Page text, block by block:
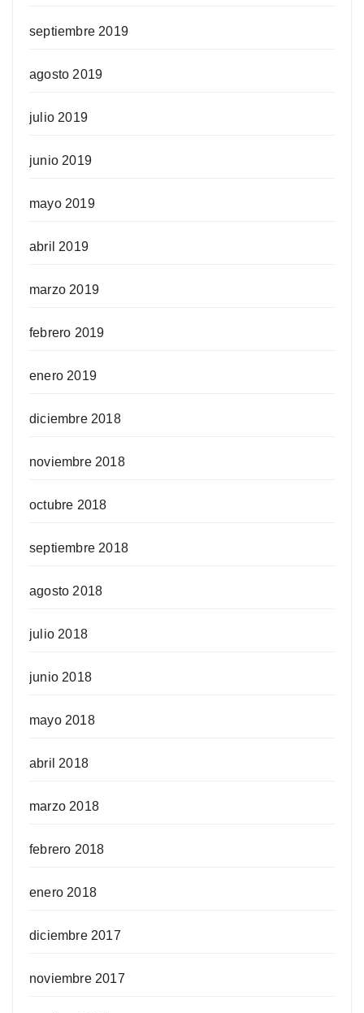
septiembre 2019
agosto 2019
julio 2019
junio 2019
mayo 2019
abril 2019
marzo 2019
febrero 2019
enero 2019
diciembre 2018
noviembre 2018
octubre 2018
septiembre 2018
agosto 2018
julio 2018
junio 2018
mayo 2018
abril 2018
marzo 2018
febrero 2018
enero 2018
diciembre 2017
noviembre 2017